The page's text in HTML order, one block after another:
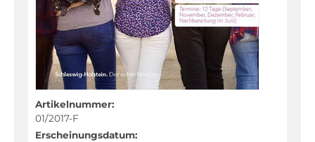
Fachportal
Artikelnummer:
01/2017-F
Erscheinungsdatum: